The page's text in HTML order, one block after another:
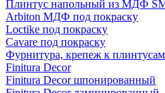
Плинтус напольный из МДФ
Arbiton МДФ под покраску
Loctike под покраску
Cavare под покраску
Фурнитура, крепеж к
Finitura Decor
Finitura Decor шпонированный